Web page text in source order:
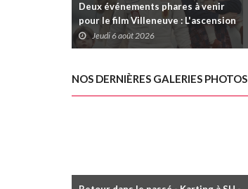
Deux événements phares à venir
pour le film Villeneuve : L'ascension
d'une légende (+ vidéo)
Jeudi 6 août 2026
NOS DERNIÈRES GALERIES PHOTOS